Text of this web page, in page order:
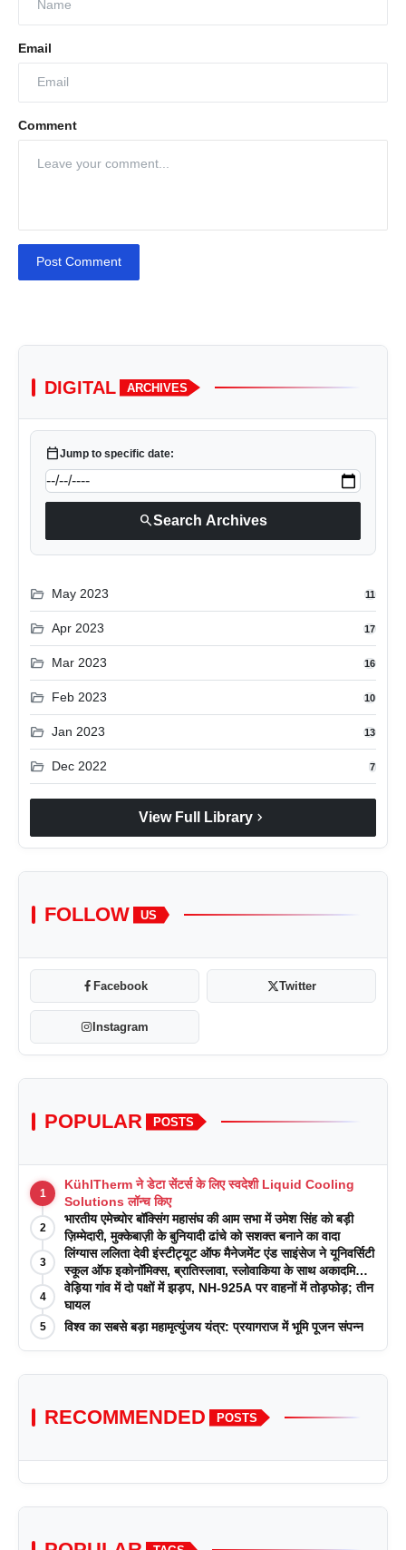
Email
Comment
Post Comment
DIGITAL ARCHIVES
calendar_todayJump to specific date:
searchSearch Archives
folder_open May 2023 11
folder_open Apr 2023 17
folder_open Mar 2023 16
folder_open Feb 2023 10
folder_open Jan 2023 13
folder_open Dec 2022 7
View Full Library chevron_right
FOLLOW US
Facebook Twitter
Instagram
POPULAR POSTS
1
KühlTherm ने डेटा सेंटर्स के लिए स्वदेशी Liquid Cooling
Solutions लॉन्च किए
2
भारतीय एमेच्योर बॉक्सिंग महासंघ की आम सभा में उमेश सिंह को बड़ी
ज़िम्मेदारी, मुक्केबाज़ी के बुनियादी ढांचे को सशक्त बनाने का वादा
3
लिंग्यास ललिता देवी इंस्टीट्यूट ऑफ मैनेजमेंट एंड साइंसेज ने यूनिवर्सिटी
स्कूल ऑफ इकोनॉमिक्स, ब्रातिस्लावा, स्लोवाकिया के साथ अकादमिक
पत्रिकाओं में प्रकाशन रणनीतियों पर एक दिवसीय कार्यशाला का
आयोजन किया
4
वेड़िया गांव में दो पक्षों में झड़प, NH-925A पर वाहनों में तोड़फोड़; तीन
घायल
5 विश्व का सबसे बड़ा महामृत्युंजय यंत्र: प्रयागराज में भूमि पूजन संपन्न
RECOMMENDED POSTS